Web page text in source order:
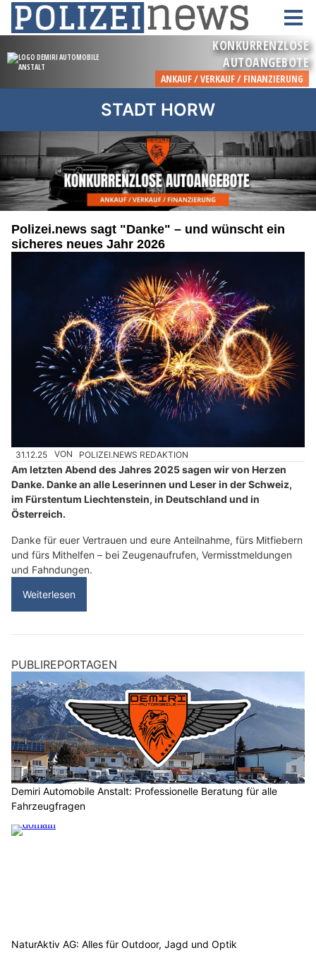
STADT HORW
Polizei.news sagt "Danke" – und wünscht ein
sicheres neues Jahr 2026
31.12.25 VON POLIZEI.NEWS REDAKTION
Am letzten Abend des Jahres 2025 sagen wir von Herzen
Danke. Danke an alle Leserinnen und Leser in der Schweiz,
im Fürstentum Liechtenstein, in Deutschland und in
Österreich.
Danke für euer Vertrauen und eure Anteilnahme, fürs Mitfiebern
und fürs Mithelfen – bei Zeugenaufrufen, Vermisstmeldungen
und Fahndungen.
Weiterlesen
PUBLIREPORTAGEN
Demiri Automobile Anstalt: Professionelle Beratung für alle
Fahrzeugfragen
NaturAktiv AG: Alles für Outdoor, Jagd und Optik